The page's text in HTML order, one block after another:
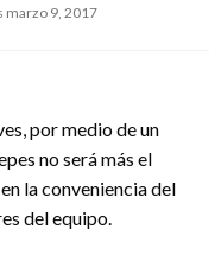
marzo 9, 2017
por medio de un
no será más el
la conveniencia del
del equipo.